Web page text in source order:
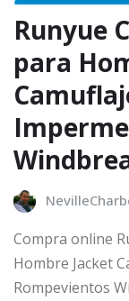
Runyue
para
Compra online
Hombre Jacket
Rompevientos